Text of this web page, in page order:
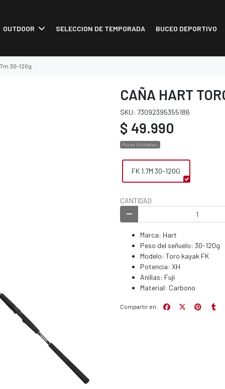
OUTDOOR SELECCION DE TEMPORADA BUCEO DEPORTIVO
30-120g
CAÑA HART
SKU: 73092395355186
$ 49.990
Pocas Unidades.
FK 1.7M 30-120G
CANTIDAD
Marca: Hart
Peso del señuelo: 30-120g
Modelo: Toro kayak FK
Potencia: XH
Anillas: Fuji
Material: Carbono
Compartir en: